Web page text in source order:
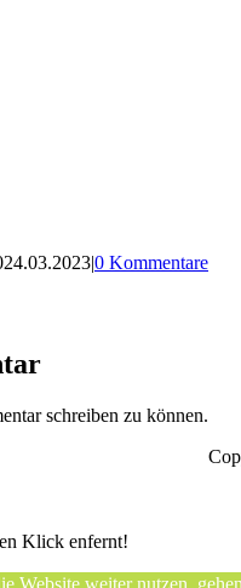
24.03.2023|0 Kommentare
schreiben zu können.
Klick enfernt!
Website weiter nutzen,